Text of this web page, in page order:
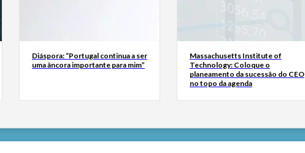
Diáspora: “Portugal continua a ser
uma âncora importante para mim”
Massachusetts Institute of
Technology: Coloque o
planeamento da sucessão do CEO
no topo da agenda